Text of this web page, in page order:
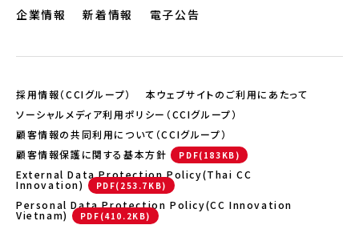
企業情報
新着情報 電子公告
採用情報（CCIグループ）
本ウェブサイトのご利用にあたって
ソーシャルメディア利用ポリシー（CCIグループ）
顧客情報の共同利用について（CCIグループ）
顧客情報保護に関する基本方針
External Data Protection Policy(Thai CC
Innovation)
Personal Data Protection Policy(CC Innovation
Vietnam)